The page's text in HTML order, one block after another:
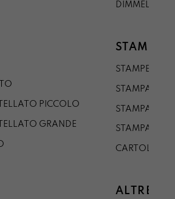
PICCOLO
GRANDE
DIMMELO
STAMPE
STAMPE A5
STAMPA A3
STAMPA A1
STAMPA A0
CARTOLINA
ALTRE